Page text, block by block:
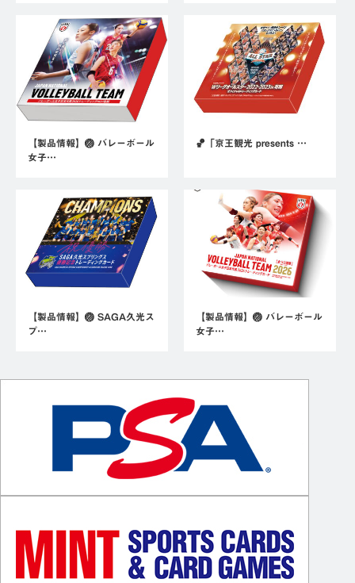
【製品情報】🏐 バレーボール
女子…
🏀「京王観光 presents …
【製品情報】🏐 SAGA久光ス
プ…
【製品情報】🏐 バレーボール
女子…